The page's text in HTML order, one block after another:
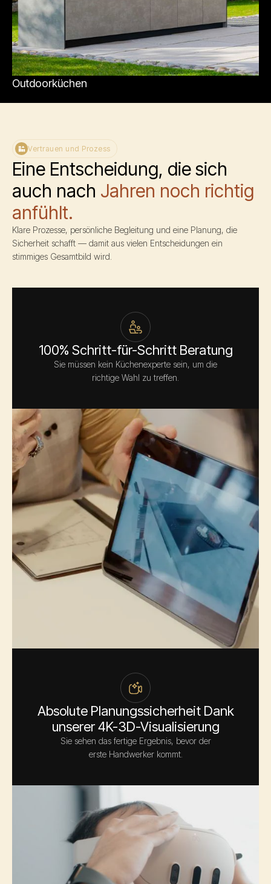
Outdoorküchen
Vertrauen und Prozess
Eine Entscheidung, die sich
auch nach Jahren noch richtig
anfühlt.
Klare Prozesse, persönliche Begleitung und eine Planung, die
Sicherheit schafft — damit aus vielen Entscheidungen ein
stimmiges Gesamtbild wird.
100% Schritt-für-Schritt Beratung
Sie müssen kein Küchenexperte sein, um die
richtige Wahl zu treffen.
Absolute Planungssicherheit Dank
unserer 4K-3D-Visualisierung
Sie sehen das fertige Ergebnis, bevor der
erste Handwerker kommt.